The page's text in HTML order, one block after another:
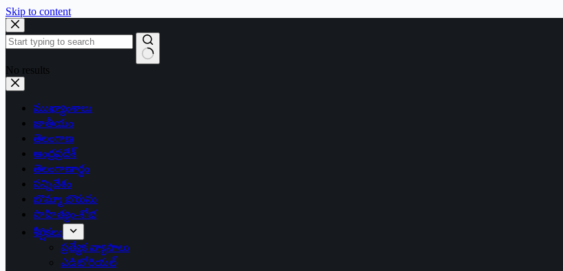
Skip to content
No results
ముఖ్యాంశాలు
జాతీయం
తెలంగాణ
ఆంధ్రప్రదేశ్
తెలంగాణార్థం
సన్నివేశం
బొమ్మా బొరుసు
సాహిత్యం-శోభ
శీర్షికలు
ప్రత్యేక వ్యాసాలు
ఎడిటోరియల్